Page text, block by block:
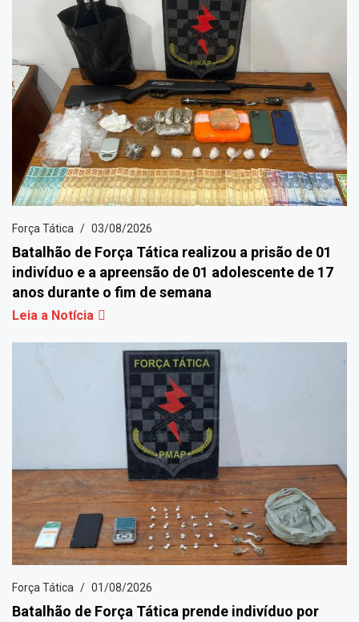
Força Tática 03/08/2026
Batalhão de Força Tática realizou a prisão de 01
indivíduo e a apreensão de 01 adolescente de 17
anos durante o fim de semana
Leia a Notícia
Força Tática 01/08/2026
Batalhão de Força Tática prende indivíduo por